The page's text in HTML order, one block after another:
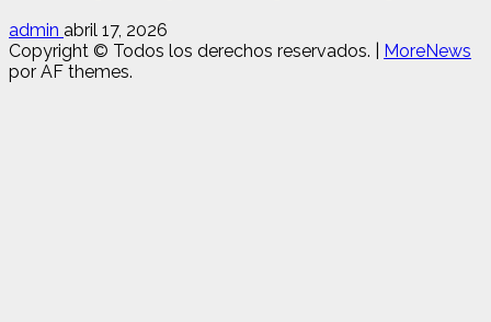
admin abril 17, 2026
Copyright © Todos los derechos reservados.
MoreNews
por AF themes.